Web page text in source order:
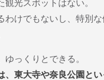
光スポットはない。
わけでもないし、特別
ゆっくりとできる。
、東大寺や奈良公園と